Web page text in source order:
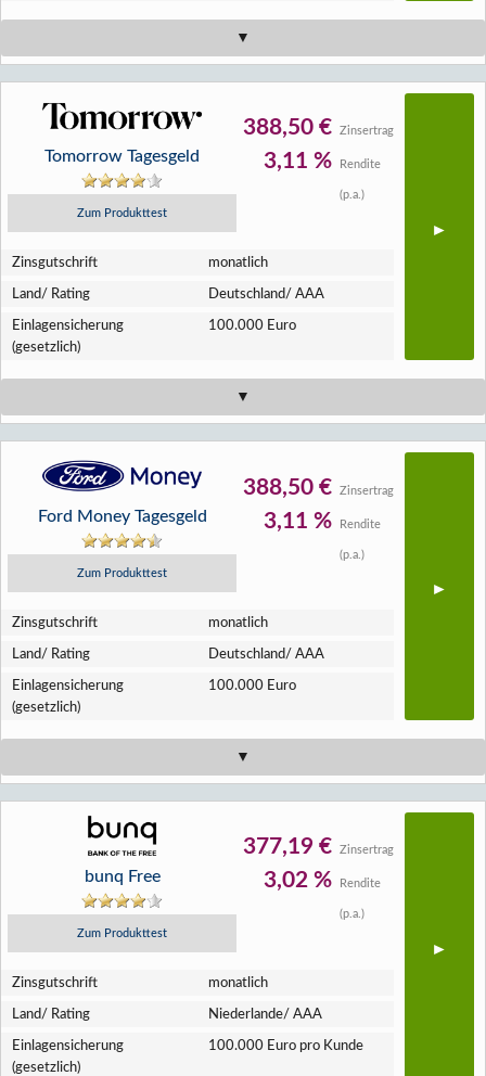
Tomorrow Tagesgeld
Zum Produkttest
388,50 € Zinsertrag
3,11 % Rendite
(p.a.)
Zins­gutschrift monatlich
Land/ Rating Deutschland/ AAA
Einlagen­sicherung
(gesetzlich)
100.000 Euro
Ford Money Tagesgeld
Zum Produkttest
388,50 € Zinsertrag
3,11 % Rendite
(p.a.)
Zins­gutschrift monatlich
Land/ Rating Deutschland/ AAA
Einlagen­sicherung
(gesetzlich)
100.000 Euro
bunq Free
Zum Produkttest
377,19 € Zinsertrag
3,02 % Rendite
(p.a.)
Zins­gutschrift monatlich
Land/ Rating Niederlande/ AAA
Einlagen­sicherung
(gesetzlich)
100.000 Euro pro Kunde